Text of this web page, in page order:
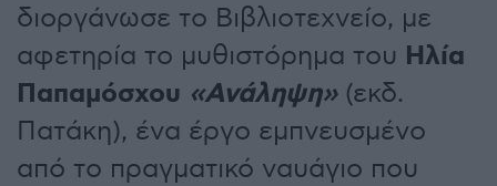
διοργάνωσε το Βιβλιοτεχνείο, με
αφετηρία το μυθιστόρημα του Ηλία
Παπαμόσχου «Ανάληψη»(εκδ.
Πατάκη), ένα έργο εμπνευσμένο
από το πραγματικό ναυάγιο που